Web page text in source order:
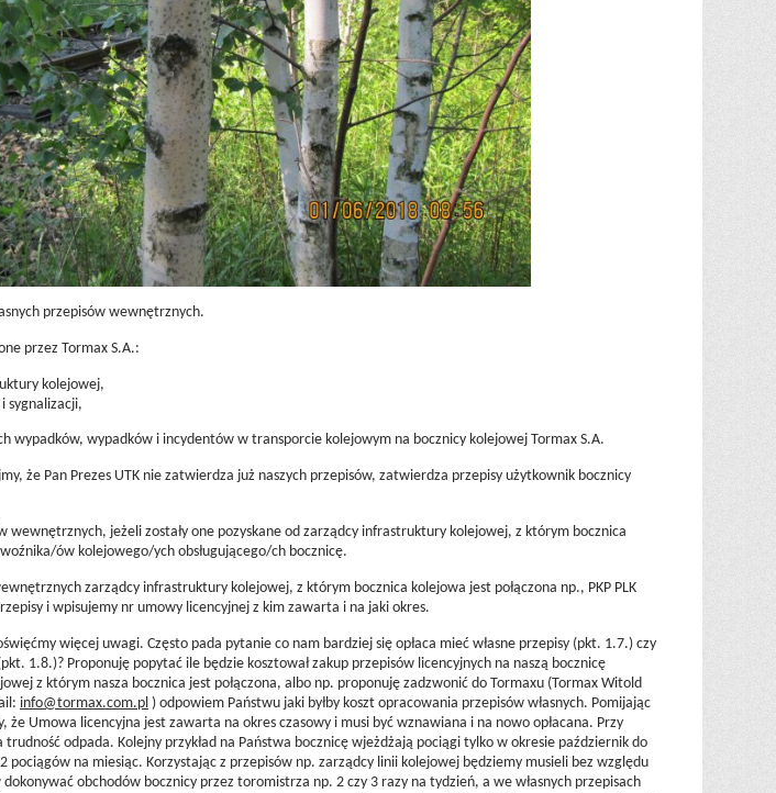
przepisów wewnętrznych.
przez Tormax S.A.:
kolejowej,
sygnalizacji,
wypadków, wypadków i incydentów w transporcie kolejowym na bocznicy kolejowej Tormax S.A.
że Pan Prezes UTK nie zatwierdza już naszych przepisów, zatwierdza przepisy użytkownik bocznicy
wewnętrznych, jeżeli zostały one pozyskane od zarządcy infrastruktury kolejowej, z którym bocznica
ów kolejowego/ych obsługującego/ch bocznicę.
zarządcy infrastruktury kolejowej, z którym bocznica kolejowa jest połączona np., PKP PLK
i wpisujemy nr umowy licencyjnej z kim zawarta i na jaki okres.
więcej uwagi. Często pada pytanie co nam bardziej się opłaca mieć własne przepisy (pkt. 1.7.) czy
1.8.)? Proponuję popytać ile będzie kosztował zakup przepisów licencyjnych na naszą bocznicę
z którym nasza bocznica jest połączona, albo np. proponuję zadzwonić do Tormaxu (Tormax Witold
info@tormax.com.pl ) odpowiem Państwu jaki byłby koszt opracowania przepisów własnych. Pomijając
że Umowa licencyjna jest zawarta na okres czasowy i musi być wznawiana i na nowo opłacana. Przy
trudność odpada. Kolejny przykład na Państwa bocznicę wjeżdżają pociągi tylko w okresie październik do
pociągów na miesiąc. Korzystając z przepisów np. zarządcy linii kolejowej będziemy musieli bez względu
obchodów bocznicy przez toromistrza np. 2 czy 3 razy na tydzień, a we własnych przepisach